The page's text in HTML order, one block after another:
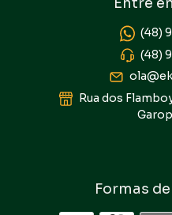
Entre
(48)
(48)
Rua dos
Formas